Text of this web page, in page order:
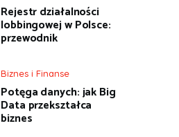
Rejestr działalności
lobbingowej w Polsce:
przewodnik
Biznes i Finanse
Potęga danych: jak Big
Data przekształca
biznes